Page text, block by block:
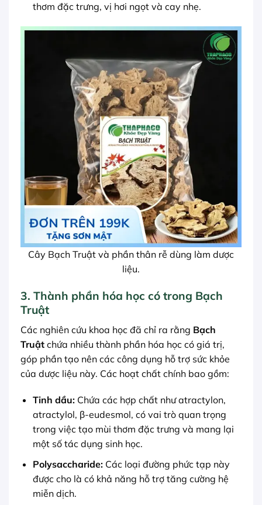
thơm đặc trưng, vị hơi ngọt và cay nhẹ.
Cây Bạch Truật và phần thân rễ dùng làm dược
liệu.
3. Thành phần hóa học có trong Bạch
Truật
Các nghiên cứu khoa học đã chỉ ra rằng Bạch
Truật chứa nhiều thành phần hóa học có giá trị,
góp phần tạo nên các công dụng hỗ trợ sức khỏe
của dược liệu này. Các hoạt chất chính bao gồm:
Tinh dầu:Chứa các hợp chất như atractylon,
atractylol, β-eudesmol, có vai trò quan trọng
trong việc tạo mùi thơm đặc trưng và mang lại
một số tác dụng sinh học.
Polysaccharide:Các loại đường phức tạp này
được cho là có khả năng hỗ trợ tăng cường hệ
miễn dịch.